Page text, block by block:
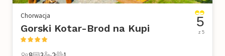
Chorwacja
Gorski Kotar-Brod na Kupi 5
z 5